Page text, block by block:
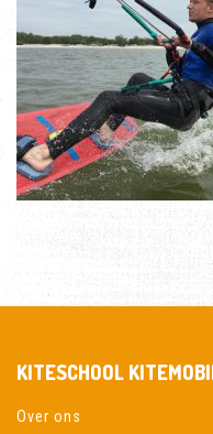
KITESCHOOL
Over ons